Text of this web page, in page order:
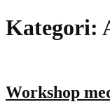
Kategori:
Workshop